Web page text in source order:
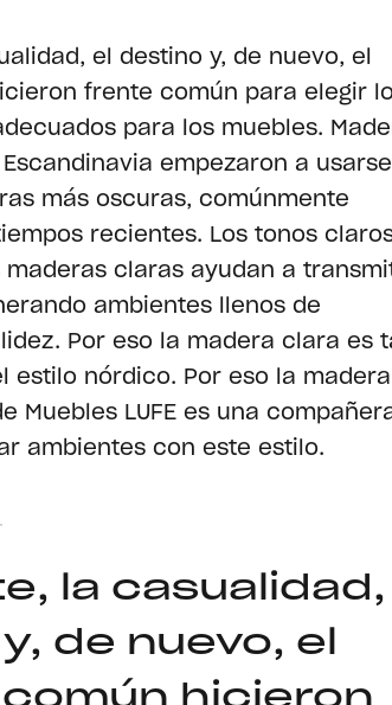
el destino y, de nuevo, el
frente común para elegir
para los muebles.
empezaron a
más oscuras, comúnmente
recientes. Los tonos
maderas claras ayudan a
ambientes llenos de
Por eso la madera clara es
estilo nórdico. Por eso la madera
Muebles LUFE es una
ambientes con este estilo.
la casualidad,
de nuevo, el
hicieron